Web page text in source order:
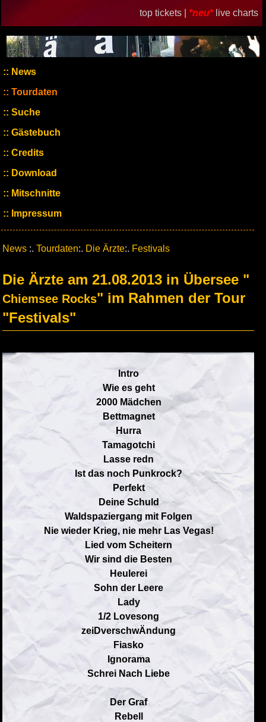
top tickets | *neu* live charts
News
Tourdaten
Suche
Gästebuch
Credits
Download
Mitschnitte
Impressum
News :. Tourdaten:. Die Ärzte:. Festivals
Die Ärzte am 21.08.2013 in Übersee "
Chiemsee Rocks" im Rahmen der Tour
"Festivals"
Intro
Wie es geht
2000 Mädchen
Bettmagnet
Hurra
Tamagotchi
Lasse redn
Ist das noch Punkrock?
Perfekt
Deine Schuld
Waldspaziergang mit Folgen
Nie wieder Krieg, nie mehr Las Vegas!
Lied vom Scheitern
Wir sind die Besten
Heulerei
Sohn der Leere
Lady
1/2 Lovesong
zeiDverschwÄndung
Fiasko
Ignorama
Schrei Nach Liebe
Der Graf
Rebell